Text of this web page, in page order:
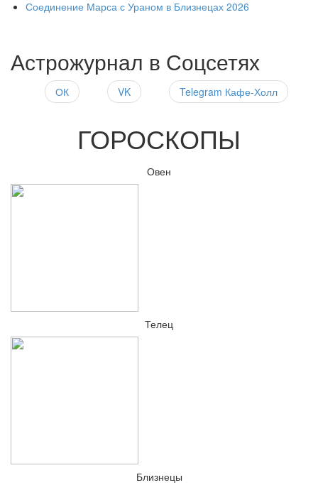
Соединение Марса с Ураном в Близнецах 2026
Астрожурнал в Соцсетях
ОК VK Telegram Кафе-Холл
ГОРОСКОПЫ
Овен
Телец
Близнецы